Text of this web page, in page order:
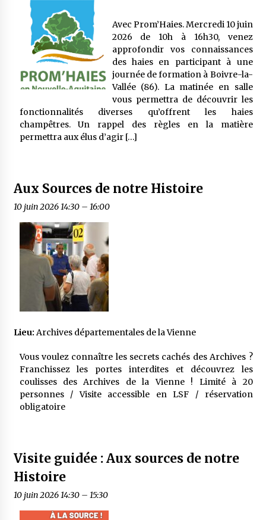
Avec Prom’Haies. Mercredi 10 juin
2026 de 10h à 16h30, venez
approfondir vos connaissances
des haies en participant à une
journée de formation à Boivre-la-
Vallée (86). La matinée en salle
vous permettra de découvrir les
fonctionnalités diverses qu’offrent les haies
champêtres. Un rappel des règles en la matière
permettra aux élus d’agir […]
Aux Sources de notre Histoire
10 juin 2026 14:30– 16:00
Lieu: Archives départementales de la Vienne
Vous voulez connaître les secrets cachés des Archives ?
Franchissez les portes interdites et découvrez les
coulisses des Archives de la Vienne ! Limité à 20
personnes / Visite accessible en LSF / réservation
obligatoire
Visite guidée : Aux sources de notre
Histoire
10 juin 2026 14:30– 15:30